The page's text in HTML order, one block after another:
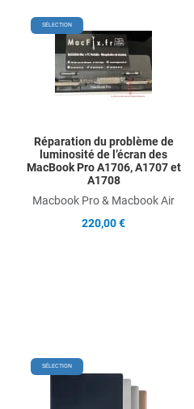
Add to Wishlist
Add to Compare
Quick View
SÉLECTION
Réparation du problème de
luminosité de l’écran des
MacBook Pro A1706, A1707 et
A1708
Macbook Pro & Macbook Air
220,00 €
Add to Wishlist
SÉLECTION